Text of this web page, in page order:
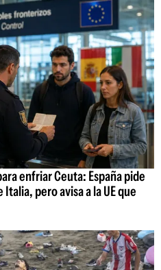
enfriar Ceuta: España pide
pero avisa a la UE que